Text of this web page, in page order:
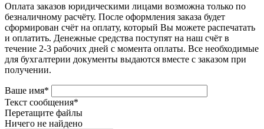
Оплата заказов юридическими лицами возможна только по
безналичному расчёту. После оформления заказа будет
сформирован счёт на оплату, который Вы можете распечатать
и оплатить. Денежные средства поступят на наш счёт в
течение 2-3 рабочих дней с момента оплаты. Все необходимые
для бухгалтерии документы выдаются вместе с заказом при
получении.
Ваше имя*
Текст сообщения*
Перетащите файлы
Ничего не найдено